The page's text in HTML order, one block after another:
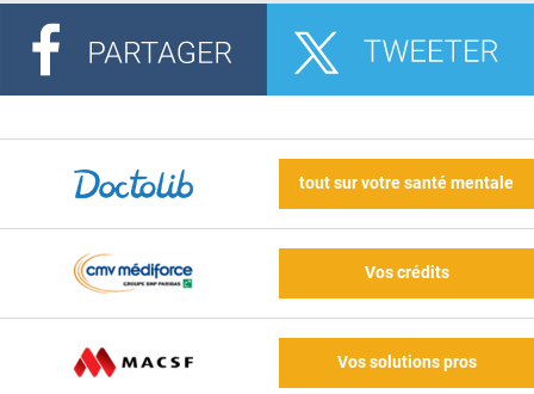
tout sur votre santé mentale
Vos crédits
Vos solutions pros